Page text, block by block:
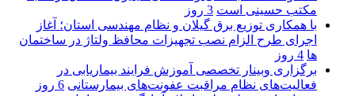
مکتب حسینی است 3 روز
با همکاری توزیع برق گیلان و نظام مهندسی استان؛ آغاز
اجرای طرح الزام نصب تجهیزات محافظ ولتاژ در ساختمان
ها 4 روز
برگزاری وبینار تخصصی آموزش فرایند بیماریابی در
فعالیت‌های نظام مراقبت عفونت‌های بیمارستانی 6 روز